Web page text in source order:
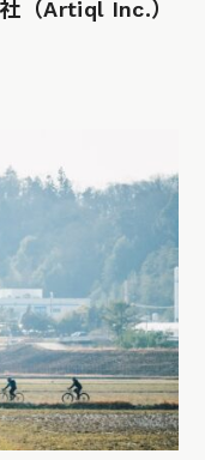
（Artiql Inc.）